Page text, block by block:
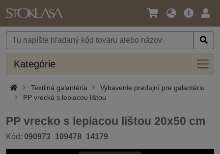
Jazyk
Mena
Hlavná
Kategórie
Textilná galantéria
Vybavenie predajní pre galantériu
PP vrecká s lepiacou lištou
PP vrecko s lepiacou lištou 20x50 cm
Kód: 090973_109478_14179